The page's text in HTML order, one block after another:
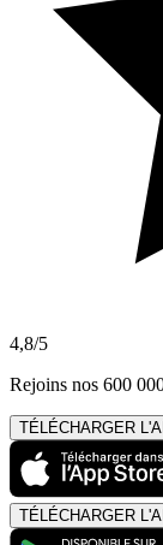
4,8/5
Rejoins nos 600
TÉLÉCHARGER
TÉLÉCHARGER